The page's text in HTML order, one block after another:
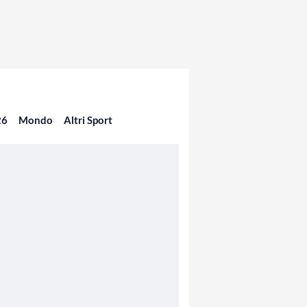
Mondo Altri Sport